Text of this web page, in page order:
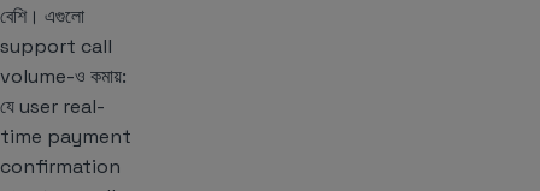
বেশি। এগুলো
support call
volume-ও কমায়:
যে user real-
time payment
confirmation